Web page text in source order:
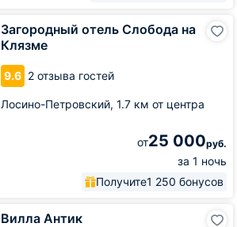
Загородный отель Слобода на
Клязме
9.6 2 отзыва гостей
Лосино-Петровский, 1.7 км от центра
от25 000руб.
за 1 ночь
Получите1 250 бонусов
Вилла Антик